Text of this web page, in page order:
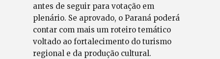
antes de seguir para votação em
plenário. Se aprovado, o Paraná poderá
contar com mais um roteiro temático
voltado ao fortalecimento do turismo
regional e da produção cultural.